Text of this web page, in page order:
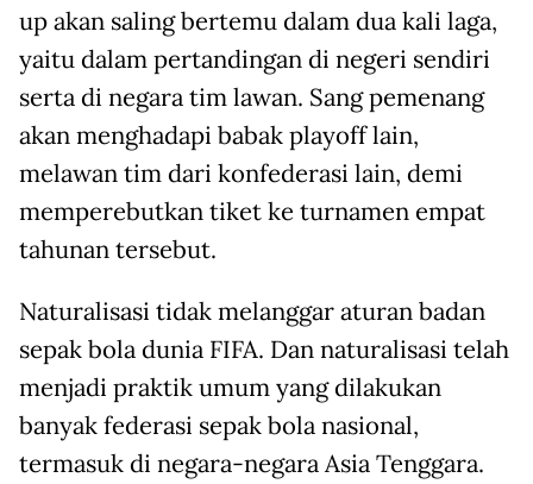
up akan saling bertemu dalam dua kali laga,
yaitu dalam pertandingan di negeri sendiri
serta di negara tim lawan. Sang pemenang
akan menghadapi babak playoff lain,
melawan tim dari konfederasi lain, demi
memperebutkan tiket ke turnamen empat
tahunan tersebut.
Naturalisasi tidak melanggar aturan badan
sepak bola dunia FIFA. Dan naturalisasi telah
menjadi praktik umum yang dilakukan
banyak federasi sepak bola nasional,
termasuk di negara-negara Asia Tenggara.